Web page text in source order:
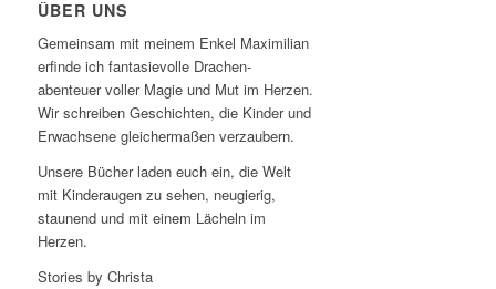
ÜBER UNS
Gemeinsam mit meinem Enkel Maximilian
erfinde ich fantasievolle Drachen-
abenteuer voller Magie und Mut im Herzen.
Wir schreiben Geschichten, die Kinder und
Erwachsene gleichermaßen verzaubern.
Unsere Bücher laden euch ein, die Welt
mit Kinderaugen zu sehen, neugierig,
staunend und mit einem Lächeln im
Herzen.
Stories by Christa